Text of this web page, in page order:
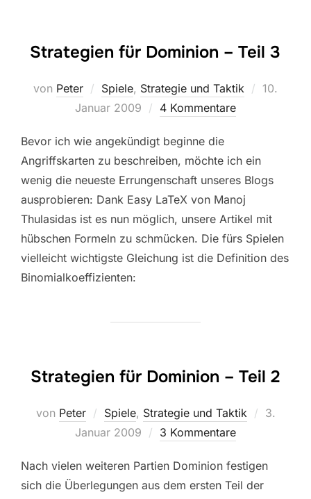
Strategien für Dominion – Teil 3
von Peter Spiele, Strategie und Taktik
10.
Januar 2009
4 Kommentare
Bevor ich wie angekündigt beginne die
Angriffskarten zu beschreiben, möchte ich ein
wenig die neueste Errungenschaft unseres Blogs
ausprobieren: Dank Easy LaTeX von Manoj
Thulasidas ist es nun möglich, unsere Artikel mit
hübschen Formeln zu schmücken. Die fürs Spielen
vielleicht wichtigste Gleichung ist die Definition des
Binomialkoeffizienten:
Strategien für Dominion – Teil 2
von Peter Spiele, Strategie und Taktik
3.
Januar 2009
3 Kommentare
Nach vielen weiteren Partien Dominion festigen
sich die Überlegungen aus dem ersten Teil der